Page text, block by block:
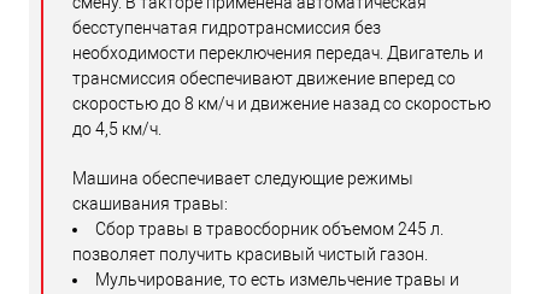
бесступенчатая гидротрансмиссия без
необходимости переключения передач. Двигатель и
трансмиссия обеспечивают движение вперед со
скоростью до 8 км/ч и движение назад со скоростью
до 4,5 км/ч.
Машина обеспечивает следующие режимы
скашивания травы:
Сбор травы в травосборник объемом 245 л.
позволяет получить красивый чистый газон.
Мульчирование, то есть измельчение травы и